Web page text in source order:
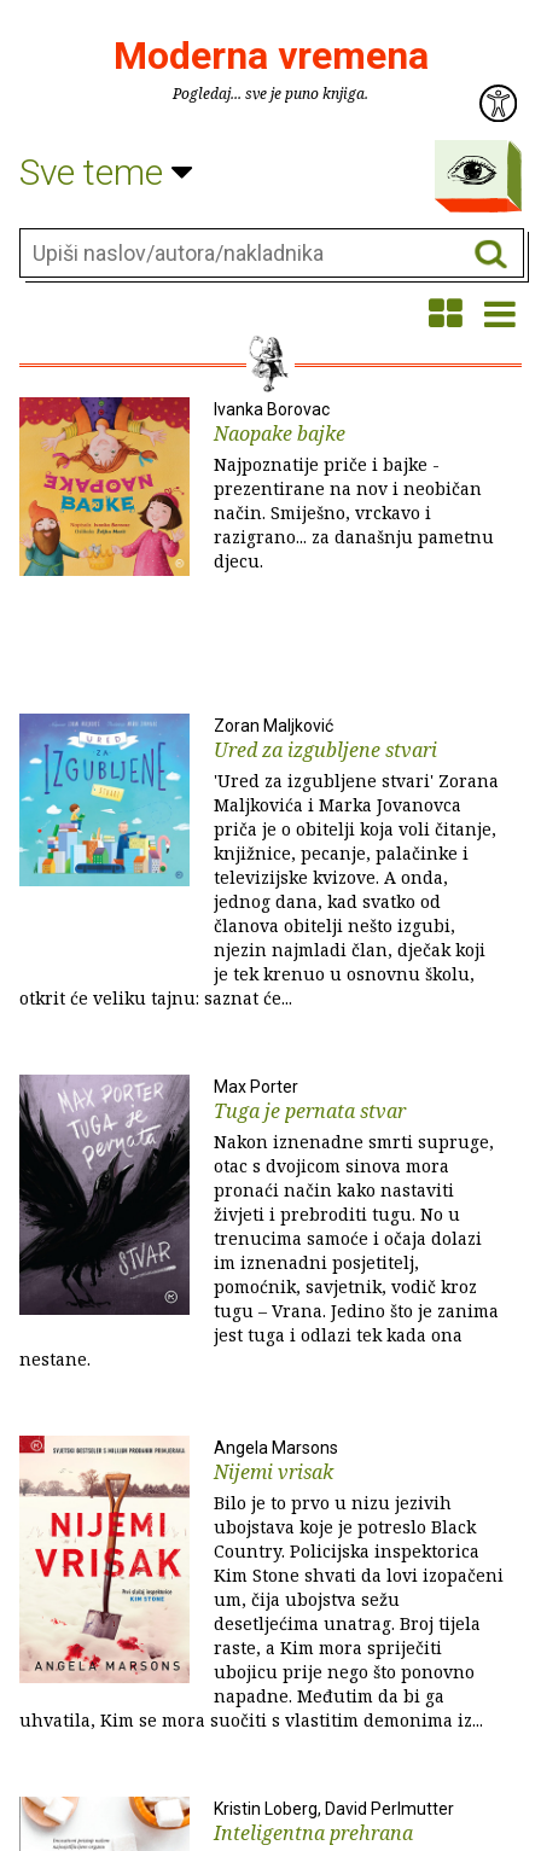
Moderna vremena
Pogledaj... sve je puno knjiga.
Sve teme
Ivanka Borovac
Naopake bajke
Najpoznatije priče i bajke -
prezentirane na nov i neobičan
način. Smiješno, vrckavo i
razigrano... za današnju pametnu
djecu.
Zoran Maljković
Ured za izgubljene stvari
'Ured za izgubljene stvari' Zorana
Maljkovića i Marka Jovanovca
priča je o obitelji koja voli čitanje,
knjižnice, pecanje, palačinke i
televizijske kvizove. A onda,
jednog dana, kad svatko od
članova obitelji nešto izgubi,
njezin najmladi član, dječak koji
je tek krenuo u osnovnu školu,
otkrit će veliku tajnu: saznat će...
Max Porter
Tuga je pernata stvar
Nakon iznenadne smrti supruge,
otac s dvojicom sinova mora
pronaći način kako nastaviti
živjeti i prebroditi tugu. No u
trenucima samoće i očaja dolazi
im iznenadni posjetitelj,
pomoćnik, savjetnik, vodič kroz
tugu – Vrana. Jedino što je zanima
jest tuga i odlazi tek kada ona
nestane.
Angela Marsons
Nijemi vrisak
Bilo je to prvo u nizu jezivih
ubojstava koje je potreslo Black
Country. Policijska inspektorica
Kim Stone shvati da lovi izopačeni
um, čija ubojstva sežu
desetljećima unatrag. Broj tijela
raste, a Kim mora spriječiti
ubojicu prije nego što ponovno
napadne. Međutim da bi ga
uhvatila, Kim se mora suočiti s vlastitim demonima iz...
Kristin Loberg, David Perlmutter
Inteligentna prehrana